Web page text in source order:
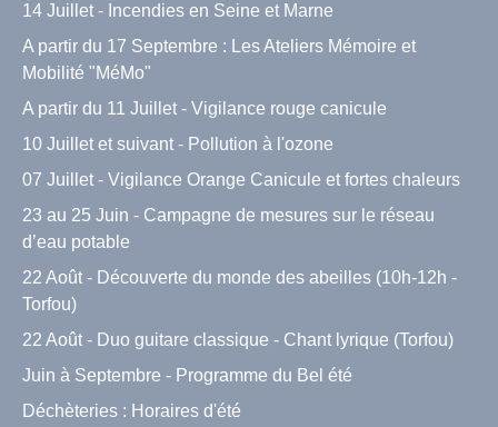
14 Juillet - Incendies en Seine et Marne
A partir du 17 Septembre : Les Ateliers Mémoire et
Mobilité "MéMo"
A partir du 11 Juillet - Vigilance rouge canicule
10 Juillet et suivant - Pollution à l'ozone
07 Juillet - Vigilance Orange Canicule et fortes chaleurs
23 au 25 Juin - Campagne de mesures sur le réseau
d’eau potable
22 Août - Découverte du monde des abeilles (10h-12h -
Torfou)
22 Août - Duo guitare classique - Chant lyrique (Torfou)
Juin à Septembre - Programme du Bel été
Déchèteries : Horaires d'été